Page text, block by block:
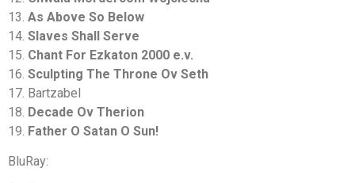
13. As Above So Below
14. Slaves Shall Serve
15. Chant For Ezkaton 2000 e.v.
16. Sculpting The Throne Ov Seth
17. Bartzabel
18. Decade Ov Therion
19. Father O Satan O Sun!
BluRay: